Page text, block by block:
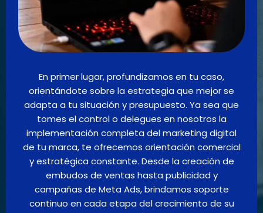
En primer lugar, profundizamos en tu caso,
orientándote sobre la estrategia que mejor se
adapta a tu situación y presupuesto. Ya sea que
tomes el control o delegues en nosotros la
implementación completa del marketing digital
de tu marca, te ofrecemos orientación comercial
y estratégica constante. Desde la creación de
embudos de ventas hasta publicidad y
campañas de Meta Ads, brindamos soporte
continuo en cada etapa del crecimiento de su